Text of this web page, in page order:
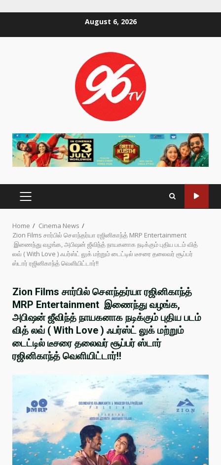
August 6, 2026
PRIMARY
MENU
Home
Cinema News
Zion Films சார்பில் சௌந்தர்யா ரஜினிகாந்த் MRP Entertainment
இணைந்து வழங்க, அபிஷன் ஜீவிந்த் நாயகனாக நடிக்கும் புதிய படம் வித்
லவ் ( With Love ) ஃபர்ஸ்ட் லுக் மற்றும் டைட்டில் டீசரை தலைவர் சூப்பர்
ஸ்டார் ரஜினிகாந்த் வெளியிட்டார்!!
Zion Films சார்பில் சௌந்தர்யா ரஜினிகாந்த்
MRP Entertainment இணைந்து வழங்க,
அபிஷன் ஜீவிந்த் நாயகனாக நடிக்கும் புதிய படம்
வித் லவ் ( With Love ) ஃபர்ஸ்ட் லுக் மற்றும்
டைட்டில் டீசரை தலைவர் சூப்பர் ஸ்டார்
ரஜினிகாந்த் வெளியிட்டார்!!